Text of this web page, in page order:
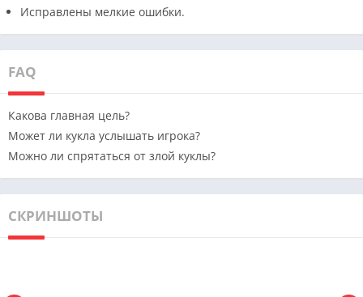
Исправлены мелкие ошибки.
FAQ
Какова главная цель?
Может ли кукла услышать игрока?
Можно ли спрятаться от злой куклы?
СКРИНШОТЫ